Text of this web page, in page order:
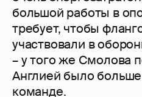
большой работы в
требует, чтобы
участвовали в
– у того же Смолова
Англией было
команде.